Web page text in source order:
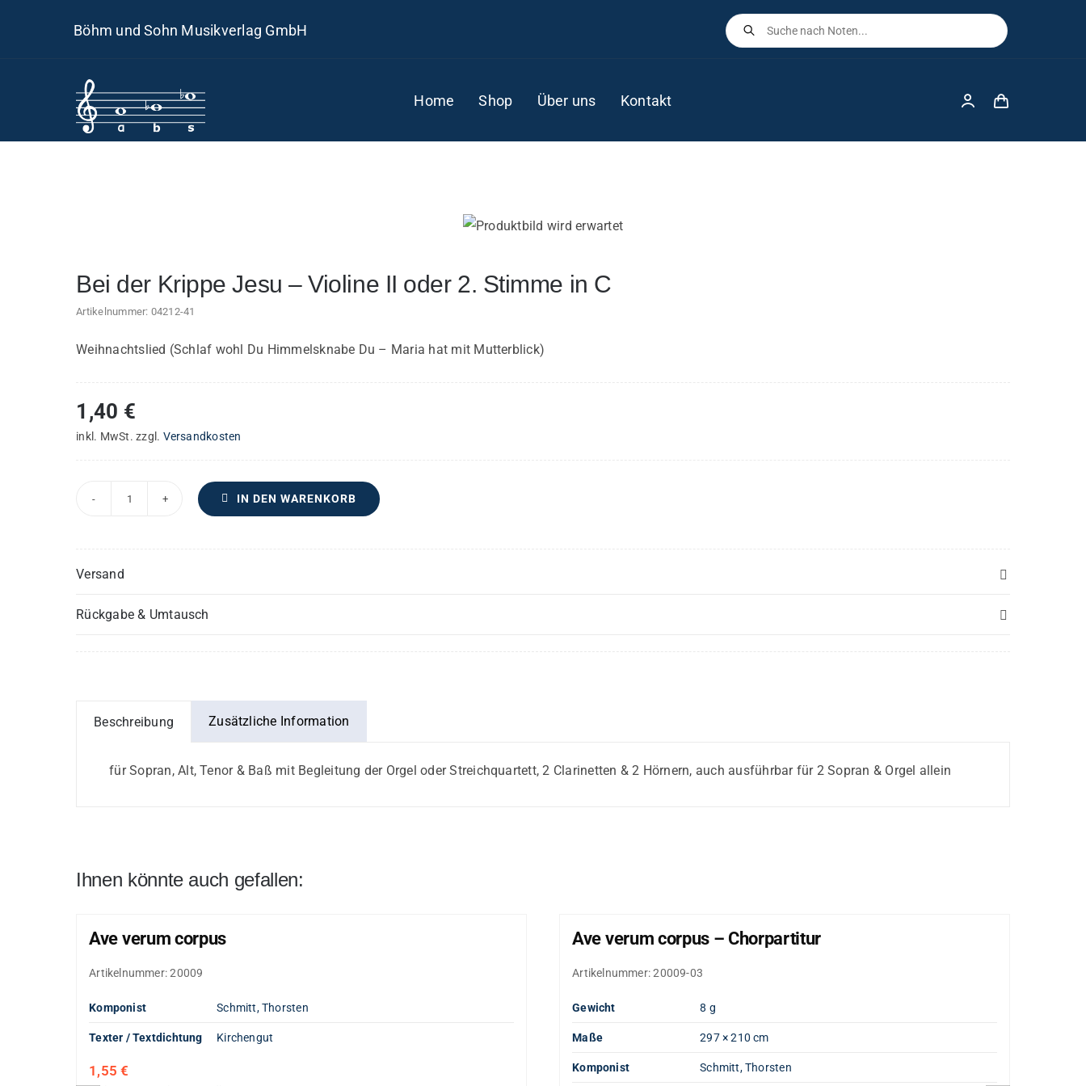
Böhm und Sohn Musikverlag GmbH
Products
search
Home Shop Über uns Kontakt
Bei der Krippe Jesu – Violine II oder 2. Stimme in C
Artikelnummer: 04212-41
Weihnachtslied (Schlaf wohl Du Himmelsknabe Du – Maria hat mit Mutterblick)
1,40 €
inkl. MwSt. zzgl. Versandkosten
Stimme
C
IN DEN WARENKORB
Versand
Rückgabe & Umtausch
Beschreibung Zusätzliche Information
für Sopran, Alt, Tenor & Baß mit Begleitung der Orgel oder Streichquartett, 2 Clarinetten & 2 Hörnern, auch ausführbar für 2 Sopran & Orgel allein
Ihnen könnte auch gefallen:
Ave verum corpus
Artikelnummer:20009
Komponist Schmitt, Thorsten
Texter / Textdichtung Kirchengut
1,55€
Ave verum corpus – Chorpartitur
Artikelnummer:20009-03
Gewicht 8 g
Maße 297 × 210 cm
Komponist Schmitt, Thorsten